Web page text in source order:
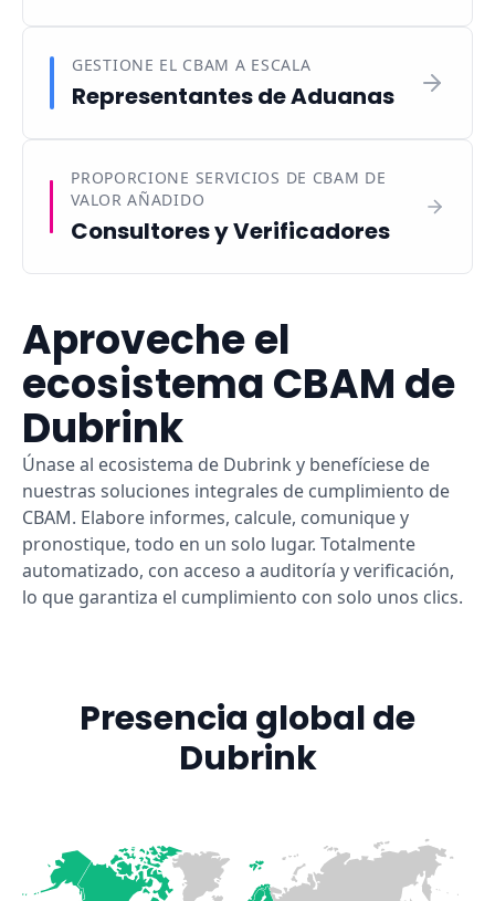
GESTIONE EL CBAM A ESCALA
Representantes de Aduanas
PROPORCIONE SERVICIOS DE CBAM DE
VALOR AÑADIDO
Consultores y Verificadores
Aproveche el
ecosistema CBAM de
Dubrink
Únase al ecosistema de Dubrink y benefíciese de
nuestras soluciones integrales de cumplimiento de
CBAM. Elabore informes, calcule, comunique y
pronostique, todo en un solo lugar. Totalmente
automatizado, con acceso a auditoría y verificación,
lo que garantiza el cumplimiento con solo unos clics.
Presencia global de
Dubrink